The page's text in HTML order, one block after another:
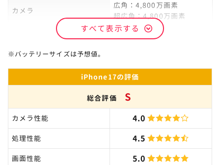
カメラ
広角：4,800万画素
超広角：4,800万画素
1,800万画素
すべて表示する
※バッテリーサイズは予想値。
iPhone17の評価
総合評価 S
カメラ性能 4.0
処理性能 4.5
画面性能 5.0